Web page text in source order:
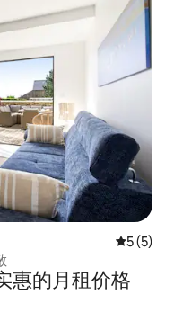
平均评分
5 (5)
惠的月租价格